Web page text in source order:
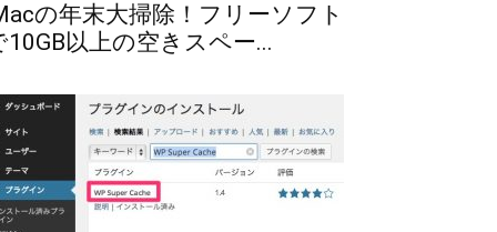
の年末大掃除！フリーソフト
10GB以上の空きスペー...